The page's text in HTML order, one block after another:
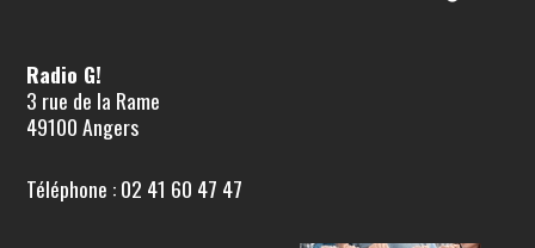
Radio G!
3 rue de la Rame
49100 Angers
Téléphone : 02 41 60 47 47